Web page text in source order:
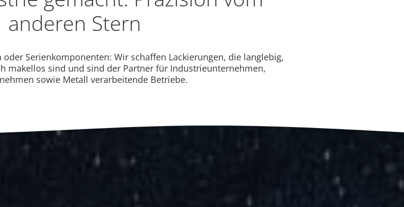
anderen Stern
Serienkomponenten: Wir schaffen Lackierungen, die langlebig,
makellos sind und sind der Partner für Industrieunternehmen,
sowie Metall verarbeitende Betriebe.